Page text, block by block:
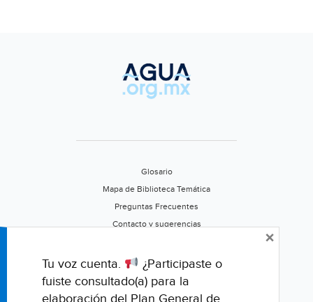
Glosario
Mapa de Biblioteca Temática
Preguntas Frecuentes
Contacto y sugerencias
Califica este portal
Tu voz cuenta.
¿Participaste o
fuiste consultado(a) para la
elaboración del Plan General de
×